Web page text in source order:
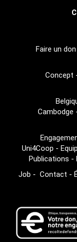
Faire un don
Concept
Cambodge
Uni4Coop -
Publications -
Job - Contact -